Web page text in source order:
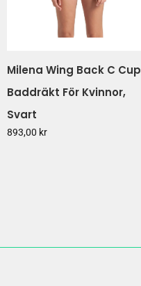
Milena Wing Back C Cup
Baddräkt För Kvinnor,
Svart
893,00 kr